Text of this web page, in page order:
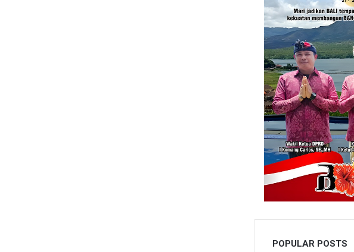
POPULAR POSTS